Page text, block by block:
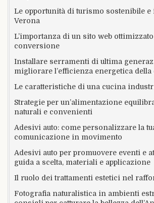
Le opportunità di turismo sostenibile e
Verona
L’importanza di un sito web
conversione
Installare serramenti di ultima
migliorare l’efficienza energetica della
Le caratteristiche di una cucina
Strategie per un’alimentazione
naturali e convenienti
Adesivi auto: come personalizzare la
comunicazione in movimento
Adesivi auto per promuovere eventi e
guida a scelta, materiali e applicazione
Il ruolo dei trattamenti estetici nel
Fotografia naturalistica in ambienti